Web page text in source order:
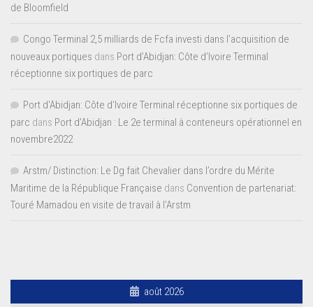
de Bloomfield
Congo Terminal 2,5 milliards de Fcfa investi dans l’acquisition de
nouveaux portiques dans Port d’Abidjan: Côte d’Ivoire Terminal
réceptionne six portiques de parc
Port d'Abidjan: Côte d’Ivoire Terminal réceptionne six portiques de
parc dans Port d’Abidjan : Le 2e terminal à conteneurs opérationnel en
novembre2022
Arstm/ Distinction: Le Dg fait Chevalier dans l’ordre du Mérite
Maritime de la République Française dans Convention de partenariat:
Touré Mamadou en visite de travail à l’Arstm
août 2026